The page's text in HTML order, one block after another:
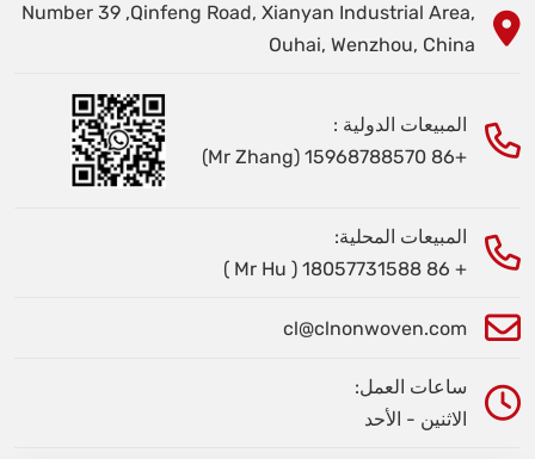
Number 39 ,Qinfeng Road, Xianyan Industrial Area,
Ouhai, Wenzhou, China
المبيعات الدولية :
+86 15968788570 (Mr Zhang)
المبيعات المحلية:
+ 86 18057731588 ( Mr Hu )
cl@clnonwoven.com
ساعات العمل:
الاثنين - الأحد